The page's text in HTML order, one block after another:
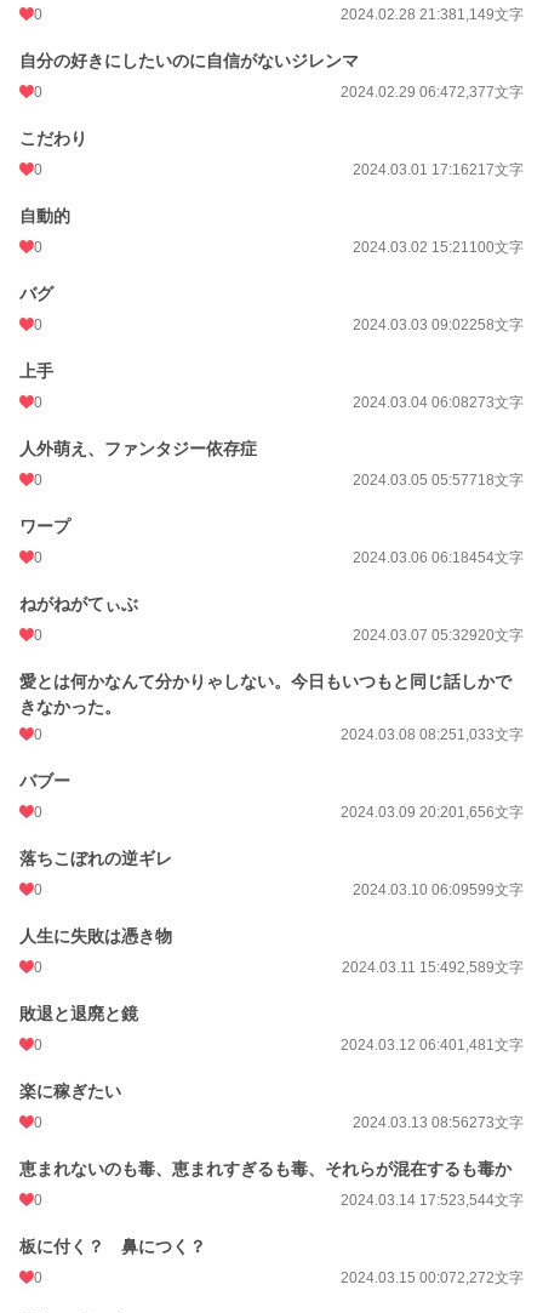
0 2024.02.28 21:381,149文字
自分の好きにしたいのに自信がないジレンマ
0 2024.02.29 06:472,377文字
こだわり
0 2024.03.01 17:16217文字
自動的
0 2024.03.02 15:21100文字
バグ
0 2024.03.03 09:02258文字
上手
0 2024.03.04 06:08273文字
人外萌え、ファンタジー依存症
0 2024.03.05 05:57718文字
ワープ
0 2024.03.06 06:18454文字
ねがねがてぃぶ
0 2024.03.07 05:32920文字
愛とは何かなんて分かりゃしない。今日もいつもと同じ話しかで
きなかった。
0 2024.03.08 08:251,033文字
バブー
0 2024.03.09 20:201,656文字
落ちこぼれの逆ギレ
0 2024.03.10 06:09599文字
人生に失敗は憑き物
0 2024.03.11 15:492,589文字
敗退と退廃と鏡
0 2024.03.12 06:401,481文字
楽に稼ぎたい
0 2024.03.13 08:56273文字
恵まれないのも毒、恵まれすぎるも毒、それらが混在するも毒か
0 2024.03.14 17:523,544文字
板に付く？ 鼻につく？
0 2024.03.15 00:072,272文字